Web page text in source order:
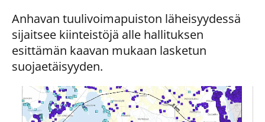
Anhavan tuulivoimapuiston läheisyydessä
sijaitsee kiinteistöjä alle hallituksen
esittämän kaavan mukaan lasketun
suojaetäisyyden.